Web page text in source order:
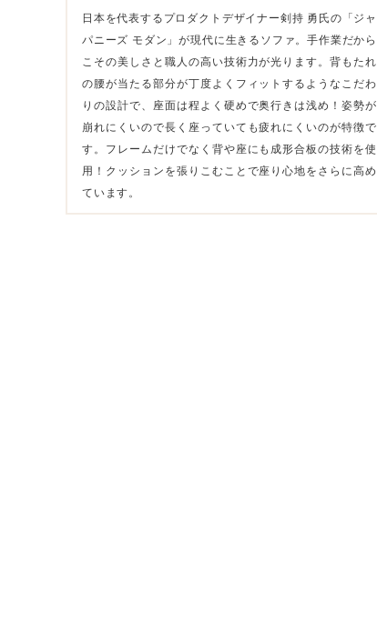
日本を代表するプロダクトデザイナー剣持 勇氏の「ジャ
パニーズ モダン」が現代に生きるソファ。手作業だから
こその美しさと職人の高い技術力が光ります。背もたれ
の腰が当たる部分が丁度よくフィットするようなこだわ
りの設計で、座面は程よく硬めで奥行きは浅め！姿勢が
崩れにくいので長く座っていても疲れにくいのが特徴で
す。フレームだけでなく背や座にも成形合板の技術を使
用！クッションを張りこむことで座り心地をさらに高め
ています。